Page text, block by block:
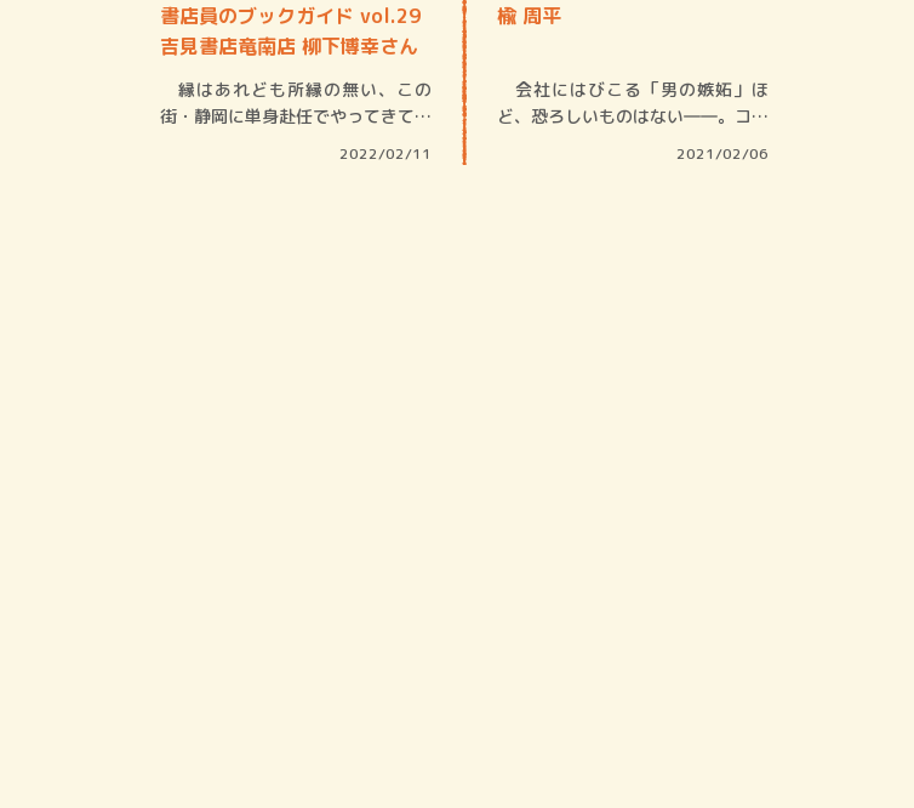
書店員のブックガイド vol.29
吉見書店竜南店 柳下博幸さん
縁はあれども所縁の無い、この
街・静岡に単身赴任でやってきて早
2022/02/11
楡 周平
会社にはびこる「男の嫉妬」ほ
ど、恐ろしいものはない――。コロ
2021/02/06